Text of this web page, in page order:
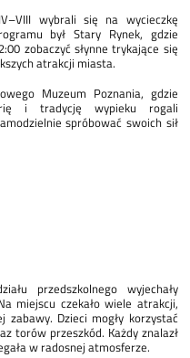
wybrali się na wycieczkę
był Stary Rynek, gdzie
zobaczyć słynne trykające się
atrakcji miasta.
Muzeum Poznania, gdzie
i tradycję wypieku rogali
spróbować swoich sił
przedszkolnego wyjechały
miejscu czekało wiele atrakcji,
Dzieci mogły korzystać
torów przeszkód. Każdy znalazł
w radosnej atmosferze.